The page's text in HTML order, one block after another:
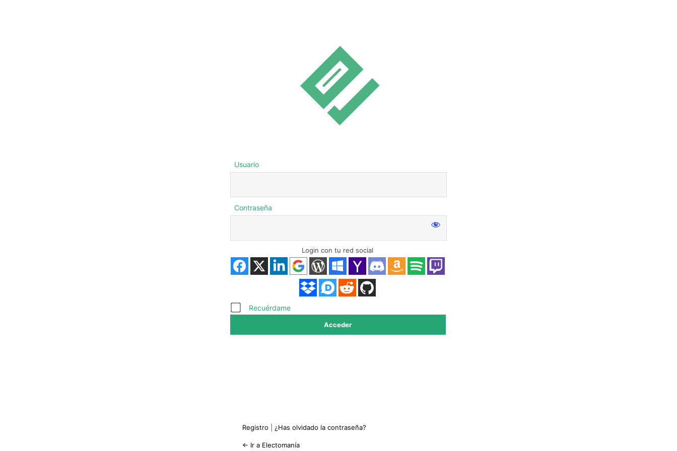
Acceder
Usuario
Contraseña
Login con tu red social
Recuérdame
Registro ¿Has olvidado la contraseña?
← Ir a Electomanía